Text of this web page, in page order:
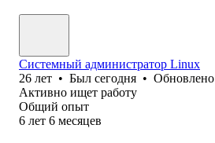
Системный администратор Linux
26 лет • Был сегодня • Обновлено
Активно ищет работу
Общий опыт
6 лет 6 месяцев